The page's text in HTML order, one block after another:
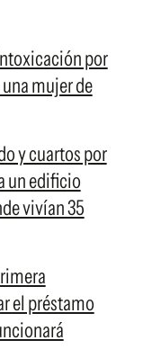
por
mujer de
y cuartos por
un edificio
vivían 35
el préstamo